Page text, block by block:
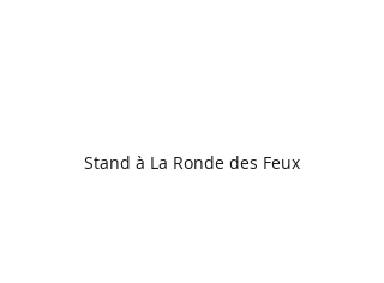
Stand à La Ronde des Feux